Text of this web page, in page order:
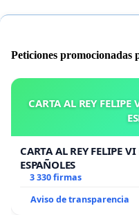
Peticiones promocionadas
CARTA AL REY
CARTA AL REY FELIPE
ESPAÑOLES
3 330 firmas
Aviso de transparencia